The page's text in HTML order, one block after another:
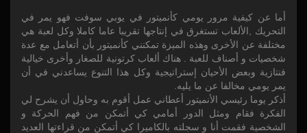
أما عن كيفية مرور يومي كأنميتور في يوبي سوفت فهو يمر في
التحريك ,الألعاب تستغرق في إنتاجها تقريبا عاما كاملا وكل لعبة هي
مختلفة عن الأخرى وهذه الميزة تمكنني كأنميتور بأن أتعامل مع عدة
شخصيات و أصناف للعبة . هناك ألعاب كرتونية للصغار وأخرى خيالية
فنتازية وبعض الأحيان إستراتيجية وكل هذا التنوع يساعدني في أن
يمر يومي مخالفا عن ما يليه.
أذكر يوما رئيسي الأنميتور أعطاني عمل أقوم به وحاول أن يشرح لي
الفكرة فقام ومثل الدور أمامي كي أتمكن من فهم الحركة و
الشخصية فقمت أنا و سجلته بالكاميرا كي أتمكن من قراءتها العديد